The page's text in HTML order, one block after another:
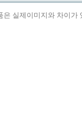
은 실제이미지와 차이가